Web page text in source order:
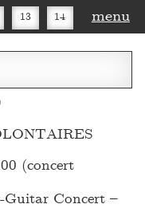
13 14 menu
(concert
Concert –